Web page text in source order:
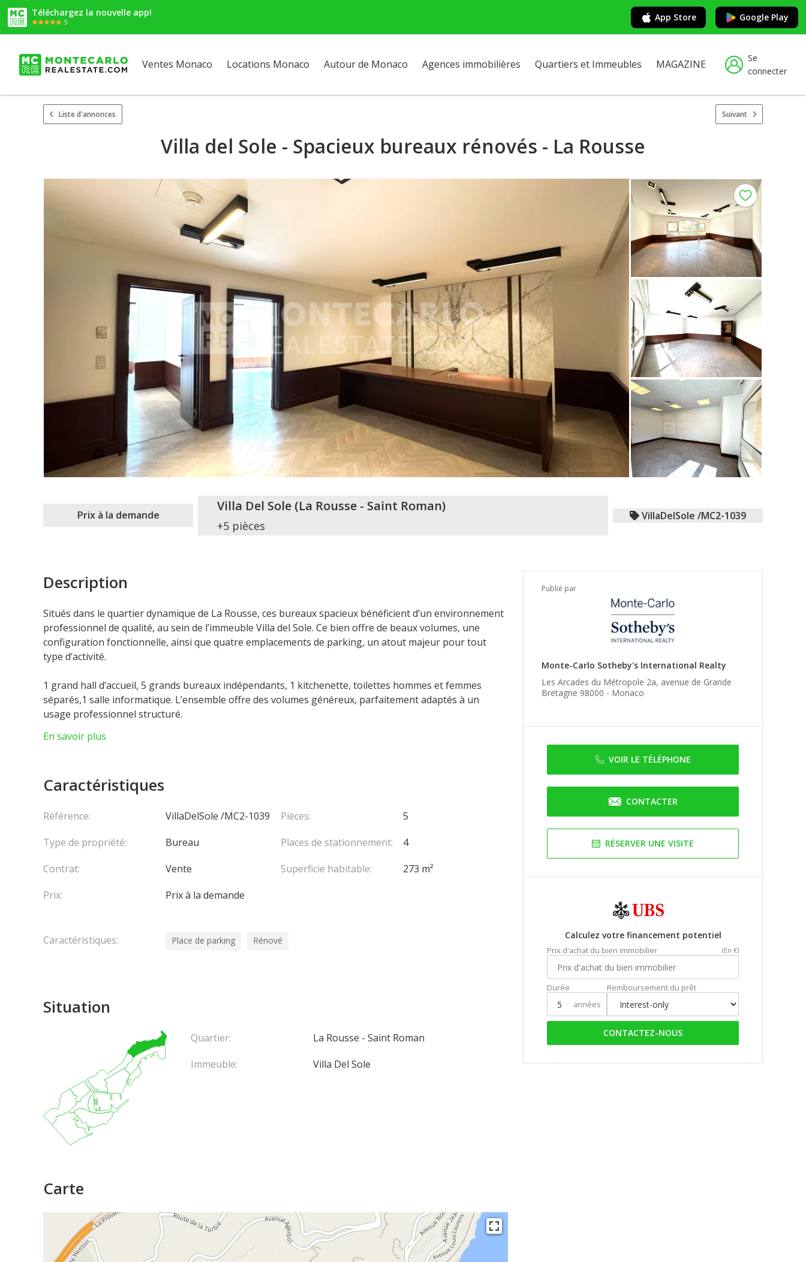
Téléchargez la nouvelle app!
5 App Store Google Play
Ventes Monaco Locations Monaco Autour de Monaco Agences immobilières Quartiers et Immeubles MAGAZINE
Se
connecter
Liste d'annonces Suivant
Villa del Sole - Spacieux bureaux rénovés - La Rousse
Prix à la demande
Villa Del Sole (La Rousse - Saint Roman)
+5 pièces
VillaDelSole /MC2-1039
Publié par
Monte-Carlo Sotheby's International Realty
Les Arcades du Métropole 2a, avenue de Grande
Bretagne 98000 - Monaco
VOIR LE TÉLÉPHONE
CONTACTER
RÉSERVER UNE VISITE
Calculez votre financement potentiel
Prix d'achat du bien immobilier (En €)
Durée
années
Remboursement du prêt
CONTACTEZ-NOUS
Description
Situés dans le quartier dynamique de La Rousse, ces bureaux spacieux bénéficient d’un environnement
professionnel de qualité, au sein de l’immeuble Villa del Sole. Ce bien offre de beaux volumes, une
configuration fonctionnelle, ainsi que quatre emplacements de parking, un atout majeur pour tout
type d’activité.
1 grand hall d’accueil, 5 grands bureaux indépendants, 1 kitchenette, toilettes hommes et femmes
séparés,1 salle informatique. L’ensemble offre des volumes généreux, parfaitement adaptés à un
usage professionnel structuré.
En savoir plus
Caractéristiques
Référence:
VillaDelSole /MC2-1039
Type de propriété:
Bureau
Contrat:
Vente
Prix:
Prix à la demande
Pièces:
5
Places de stationnement:
4
Superficie habitable:
273 m²
Caractéristiques: Place de parking Rénové
Situation
Quartier:
La Rousse - Saint Roman
Immeuble:
Villa Del Sole
Carte